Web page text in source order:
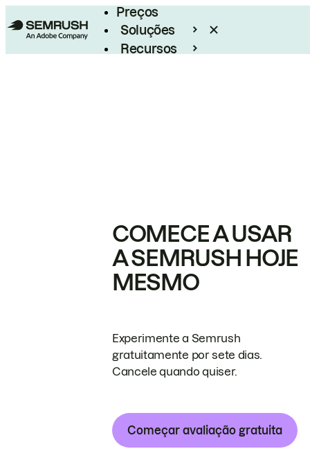
Preços
Soluções
Recursos
COMECE A USAR
A SEMRUSH HOJE
MESMO
Experimente a Semrush
gratuitamente por sete dias.
Cancele quando quiser.
Começar avaliação gratuita